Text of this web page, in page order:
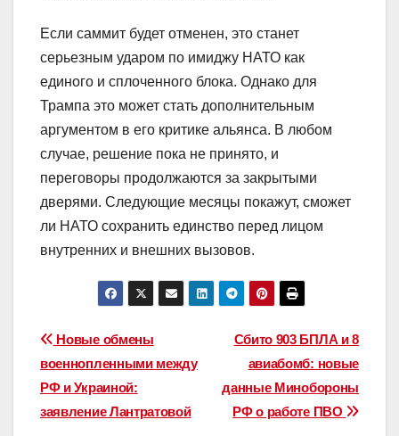
Если саммит будет отменен, это станет
серьезным ударом по имиджу НАТО как
единого и сплоченного блока. Однако для
Трампа это может стать дополнительным
аргументом в его критике альянса. В любом
случае, решение пока не принято, и
переговоры продолжаются за закрытыми
дверями. Следующие месяцы покажут, сможет
ли НАТО сохранить единство перед лицом
внутренних и внешних вызовов.
Навигация
по
записям
Сбито 903 БПЛА и 8
авиабомб: новые
данные Минобороны
РФ о работе ПВО
Новые обмены
военнопленными между
РФ и Украиной:
заявление Лантратовой